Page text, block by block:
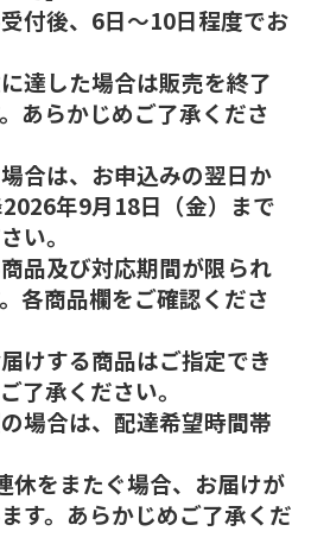
付後、6日～10日程度でお
達した場合は販売を終了
あらかじめご了承くださ
合は、お申込みの翌日か
年9月18日（金）まで
い。
品及び対応期間が限られ
各商品欄をご確認くださ
けする商品はご指定でき
了承ください。
場合は、配達希望時間帯
をまたぐ場合、お届けが
す。あらかじめご了承くだ